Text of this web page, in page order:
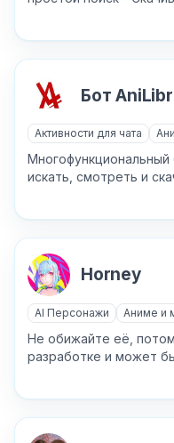
Бот
Активности для чата
искать, смотреть и
Horney
AI Персонажи Аниме и
Не обижайте её,
разработке и может